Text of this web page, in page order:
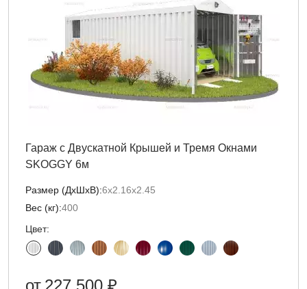
Гараж с Двускатной Крышей и Тремя Окнами
SKOGGY 6м
Размер (ДxШxВ):6х2.16х2.45
Вес (кг):400
Цвет:
от 227 500 ₽